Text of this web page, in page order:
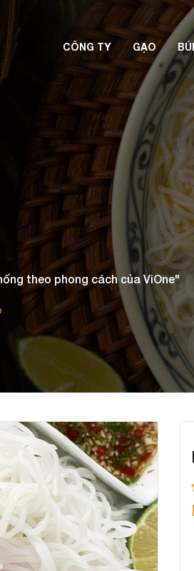
CÔNG TY GẠO
theo phong cách của ViOne"